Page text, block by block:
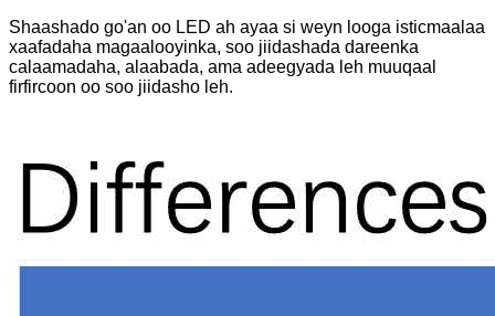
Shaashado go'an oo LED ah ayaa si weyn looga isticmaalaa
xaafadaha magaalooyinka, soo jiidashada dareenka
calaamadaha, alaabada, ama adeegyada leh muuqaal
firfircoon oo soo jiidasho leh.